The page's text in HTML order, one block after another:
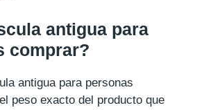
antigua para
comprar?
antigua para personas
peso exacto del producto que